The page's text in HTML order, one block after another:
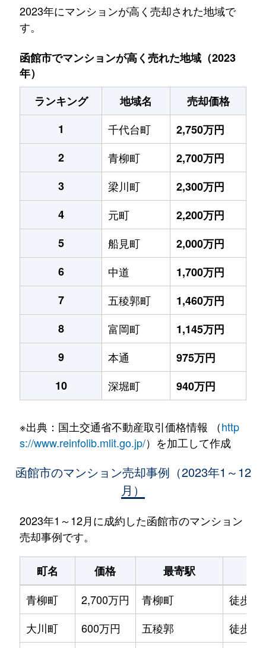
2023年にマンションが高く売却された地域で
す。
函館市でマンションが高く売れた地域（2023
年）
ランキング
地域名
売却価格
1
千代台町
2,750万円
2
青柳町
2,700万円
3
梁川町
2,300万円
4
元町
2,200万円
5
船見町
2,000万円
6
中道
1,700万円
7
五稜郭町
1,460万円
8
富岡町
1,145万円
9
本通
975万円
10
深堀町 940万円
※出典：国土交通省不動産取引価格情報 （http
s://www.reinfolib.mlit.go.jp/）を加工して作成
函館市のマンション売却事例（2023年1～12
月）
2023年1～12月に成約した函館市のマンション
売却事例です。
町名 価格 最寄駅
青柳町
2,700万円 青柳町
徒歩0
大川町
600万円 五稜郭
徒歩14